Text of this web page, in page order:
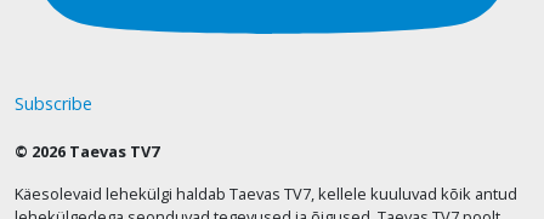
Subscribe
© 2026 Taevas TV7
Käesolevaid lehekülgi haldab Taevas TV7, kellele kuuluvad kõik antud